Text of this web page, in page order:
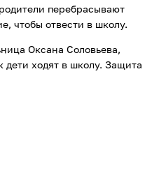
перебрасывают
чтобы отвести в школу.
Оксана Соловьева,
дети ходят в школу. Защита